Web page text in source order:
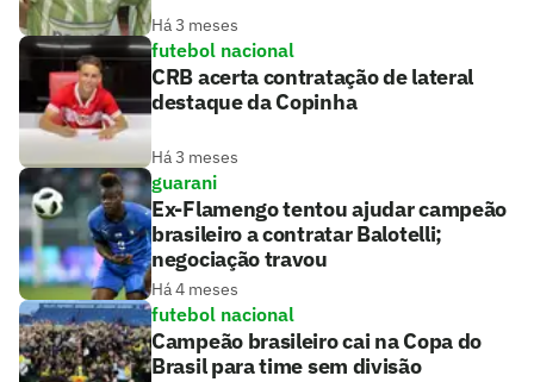
Há 3 meses
futebol nacional
CRB acerta contratação de lateral
destaque da Copinha
Há 3 meses
guarani
Ex-Flamengo tentou ajudar campeão
brasileiro a contratar Balotelli;
negociação travou
Há 4 meses
futebol nacional
Campeão brasileiro cai na Copa do
Brasil para time sem divisão